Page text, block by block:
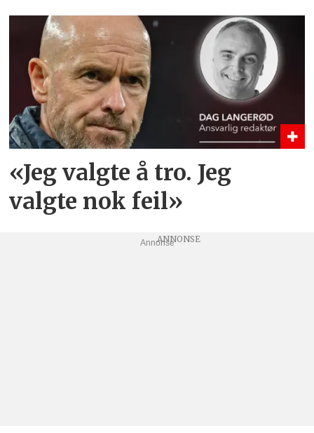
«Jeg valgte å tro. Jeg
valgte nok feil»
Annonse